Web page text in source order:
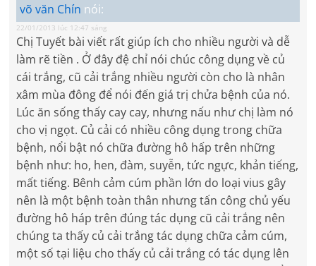
võ văn Chín nói:
22/01/2013 lúc 12:47 sáng
Chị Tuyết bài viết rất giúp ích cho nhiều người và dễ
làm rẽ tiền . Ở đây đệ chỉ nói chúc công dụng về củ
cái trắng, cũ cải trắng nhiều người còn cho là nhân
xâm mùa đông để nói đến giá trị chửa bệnh của nó.
Lúc ăn sống thấy cay cay, nhưng nấu như chị làm nó
cho vị ngọt. Củ cải có nhiều công dụng trong chữa
bệnh, nổi bật nó chữa đường hô hấp trên những
bệnh như: ho, hen, đàm, suyễn, tức ngực, khản tiếng,
mất tiếng. Bênh cảm cúm phần lớn do loại vius gây
nên là một bệnh toàn thân nhưng tấn công chủ yếu
đường hô háp trên đúng tác dụng cũ cải trắng nên
chúng ta thấy củ cải trắng tác dụng chữa cảm cúm,
một số tại liệu cho thấy củ cải trắng có tác dụng lên